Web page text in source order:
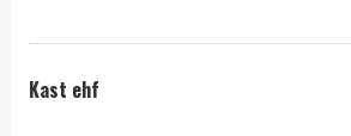
Kast ehf